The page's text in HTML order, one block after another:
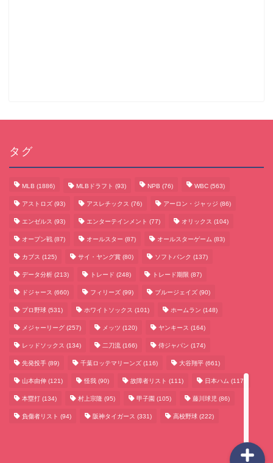
タグ
MLB (1886) MLBドラフト (93) NPB (76) WBC (563)
アストロズ (93) アスレチックス (76) アーロン・ジャッジ (86)
エンゼルス (93) エンターテインメント (77) オリックス (104)
オープン戦 (87) オールスター (87) オールスターゲーム (83)
カブス (125) サイ・ヤング賞 (80) ソフトバンク (137)
データ分析 (213) トレード (248) トレード期限 (87)
ドジャース (660) フィリーズ (99) ブルージェイズ (90)
プロ野球 (531) ホワイトソックス (101) ホームラン (148)
メジャーリーグ (257) メッツ (120) ヤンキース (164)
レッドソックス (134) 二刀流 (166) 侍ジャパン (174)
先発投手 (89) 千葉ロッテマリーンズ (116) 大谷翔平 (661)
山本由伸 (121) 怪我 (90) 故障者リスト (111) 日本ハム (117)
本塁打 (134) 村上宗隆 (95) 甲子園 (105) 藤川球児 (86)
負傷者リスト (94) 阪神タイガース (331) 高校野球 (222)
テクノロジーまとめ
ビジネス・経済まとめ